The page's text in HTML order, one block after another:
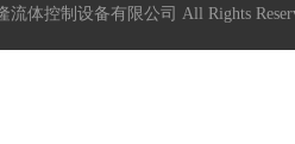
流体控制设备有限公司 All Rights